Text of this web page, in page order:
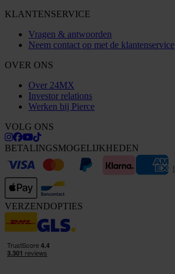
KLANTENSERVICE
Vragen & antwoorden
Neem contact op met de klantenservice
OVER ONS
Over 24MX
Investor relations
Werken bij Pierce
VOLG ONS
BETALINGSMOGELIJKHEDEN
VERZENDOPTIES